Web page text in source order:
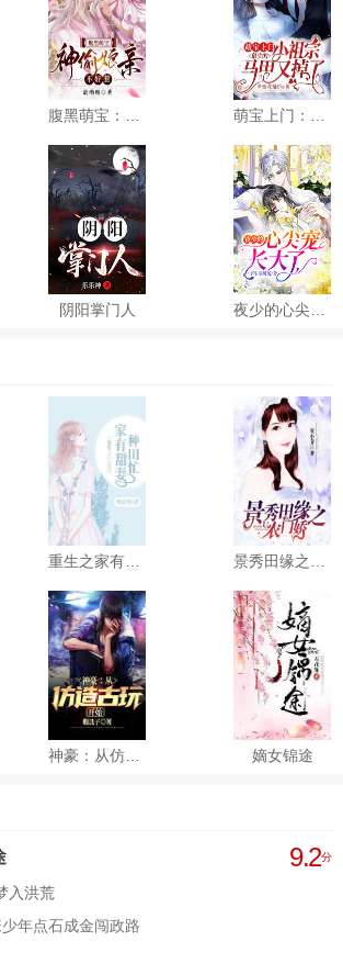
阴阳掌门人
重生之家有甜妻种田忙
神豪：从仿造古玩开始 嫡女锦途
9.2分
入洪荒
年点石成金闯政路